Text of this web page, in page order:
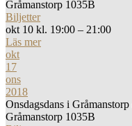
Gråmanstorp 1035B
Biljetter
okt 10 kl. 19:00 – 21:00
Läs mer
okt
17
ons
2018
Onsdagsdans i Gråmanstorp
Gråmanstorp 1035B